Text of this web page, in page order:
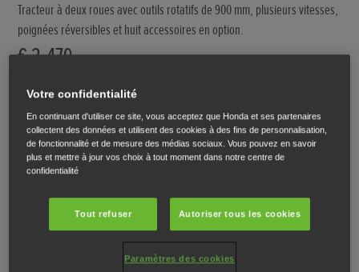
Tracteur à deux roues avec outils rotatifs de 900 mm, plusieurs vitesses,
poignées réversibles et huit accessoires en option.
€ 3.479
TROUVEZ UN DISTRIBUTEUR
TÉLÉCHARGER UNE BROCHURE
Votre confidentialité
En continuant d'utiliser ce site, vous acceptez que Honda et ses partenaires
collectent des données et utilisent des cookies à des fins de personnalisation,
de fonctionnalité et de mesure des médias sociaux. Vous pouvez en savoir
plus et mettre à jour vos choix à tout moment dans notre centre de
confidentialité
Tout refuser Autoriser tous les cookies
Paramètres des cookies